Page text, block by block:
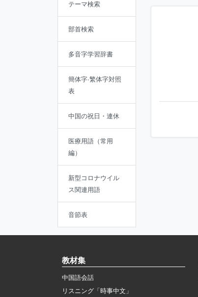
テーマ検索
部首検索
多音字学習辞書
簡体字·繁体字対照
表
中国の祝日・連休
医療用語（常用
編）
新型コロナウイル
ス関連用語
音節表
教材集
中国語会話
リスニング「時事中文」